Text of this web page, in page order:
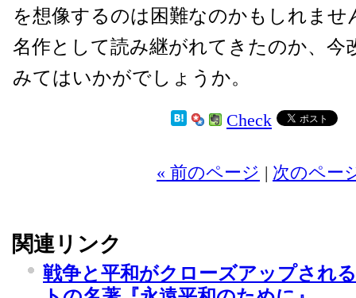
を想像するのは困難なのかもしれませ
名作として読み継がれてきたのか、今
みてはいかがでしょうか。
Check
« 前のページ | 次のペー
関連リンク
戦争と平和がクローズアップされ